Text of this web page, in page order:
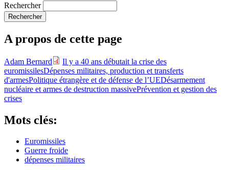
Rechercher
A propos de cette page
Adam Bernard
Il y a 40 ans débutait la crise des
euromissilesDépenses militaires, production et transferts
d'armesPolitique étrangère et de défense de l’UEDésarmement
nucléaire et armes de destruction massivePrévention et gestion des
crises
Mots clés:
Euromissiles
Guerre froide
dépenses militaires